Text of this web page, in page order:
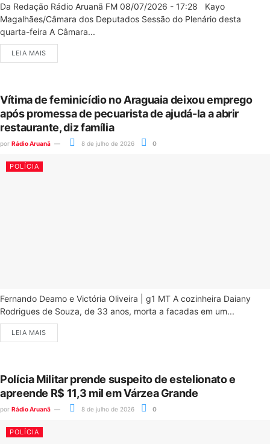
Da Redação Rádio Aruanã FM 08/07/2026 - 17:28 Kayo
Magalhães/Câmara dos Deputados Sessão do Plenário desta
quarta-feira A Câmara...
LEIA MAIS
Vítima de feminicídio no Araguaia deixou emprego
após promessa de pecuarista de ajudá-la a abrir
restaurante, diz família
por Rádio Aruanã 8 de julho de 2026 0
POLÍCIA
Fernando Deamo e Victória Oliveira | g1 MT A cozinheira Daiany
Rodrigues de Souza, de 33 anos, morta a facadas em um...
LEIA MAIS
Polícia Militar prende suspeito de estelionato e
apreende R$ 11,3 mil em Várzea Grande
por Rádio Aruanã 8 de julho de 2026 0
POLÍCIA